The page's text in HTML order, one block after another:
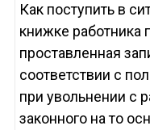
Как поступить в
книжке работника
проставленная
соответствии с
при увольнении с
законного на то